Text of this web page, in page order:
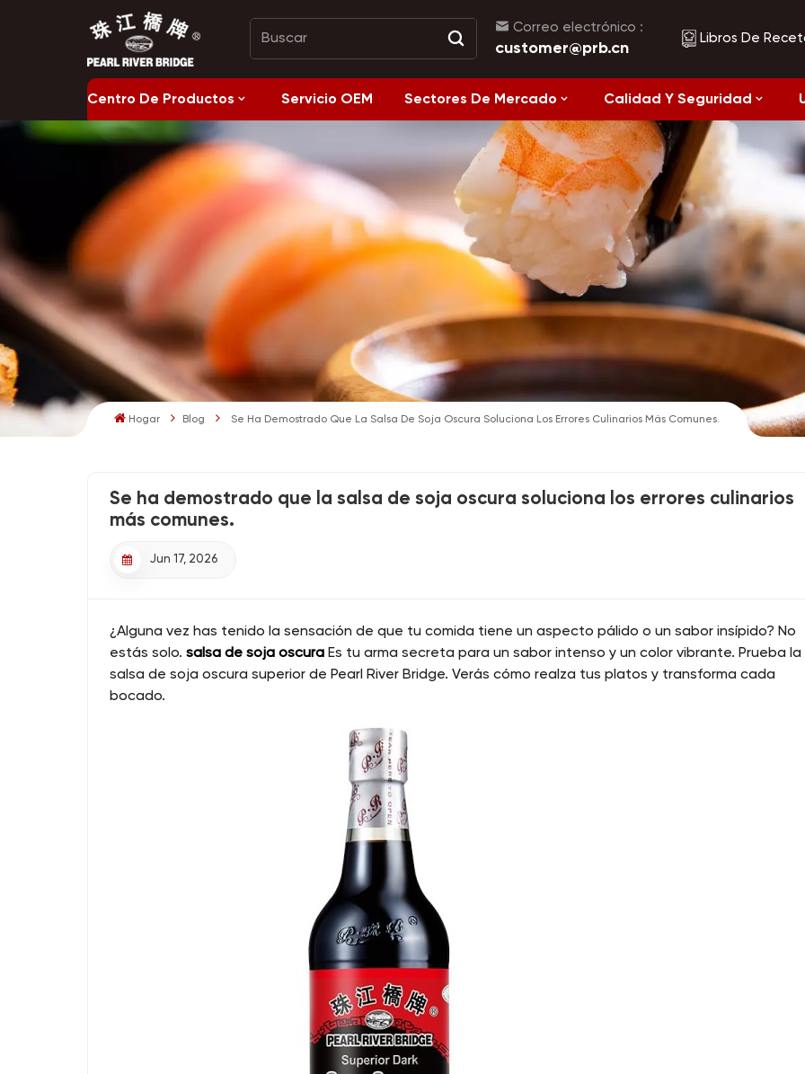
Correo electrónico :
customer@prb.cn Libros De
Recetas
Alimentación
Saludable
Centro De Productos Servicio OEM Sectores De Mercado Calidad Y Seguridad
Hogar Blog Se Ha Demostrado Que La Salsa De Soja Oscura Soluciona Los Errores Culinarios Más Comunes.
Se ha demostrado que la salsa de soja oscura soluciona los errores culinarios
más comunes.
Jun 17, 2026
¿Alguna vez has tenido la sensación de que tu comida tiene un aspecto pálido o un sabor insípido? No
estás solo. salsa de soja oscura Es tu arma secreta para un sabor intenso y un color vibrante. Prueba la
salsa de soja oscura superior de Pearl River Bridge. Verás cómo realza tus platos y transforma cada
bocado.